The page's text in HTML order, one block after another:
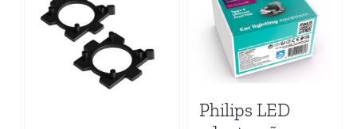
Philips LED